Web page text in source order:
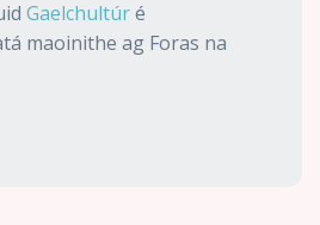
Gaelchultúré
maoinithe ag Foras na